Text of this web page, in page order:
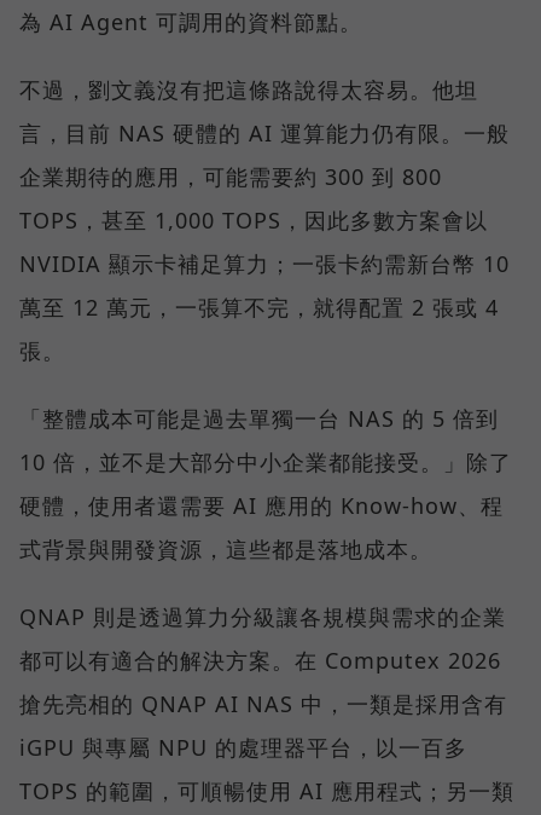
為 AI Agent 可調用的資料節點。
不過，劉文義沒有把這條路說得太容易。他坦
言，目前 NAS 硬體的 AI 運算能力仍有限。一般
企業期待的應用，可能需要約 300 到 800
TOPS，甚至 1,000 TOPS，因此多數方案會以
NVIDIA 顯示卡補足算力；一張卡約需新台幣 10
萬至 12 萬元，一張算不完，就得配置 2 張或 4
張。
「整體成本可能是過去單獨一台 NAS 的 5 倍到
10 倍，並不是大部分中小企業都能接受。」除了
硬體，使用者還需要 AI 應用的 Know-how、程
式背景與開發資源，這些都是落地成本。
QNAP 則是透過算力分級讓各規模與需求的企業
都可以有適合的解決方案。在 Computex 2026
搶先亮相的 QNAP AI NAS 中，一類是採用含有
iGPU 與專屬 NPU 的處理器平台，以一百多
TOPS 的範圍，可順暢使用 AI 應用程式；另一類